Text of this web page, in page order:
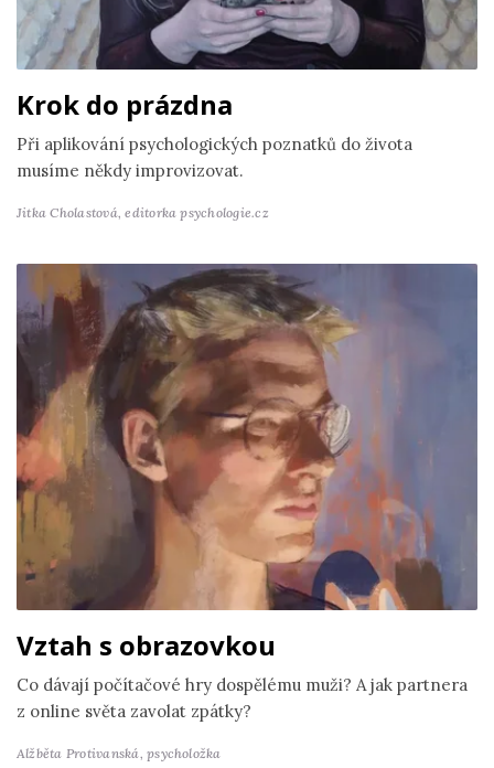
Krok do prázdna
Při aplikování psychologických poznatků do života
musíme někdy improvizovat.
Jitka Cholastová,editorka psychologie.cz
Vztah s obrazovkou
Co dávají počítačové hry dospělému muži? A jak partnera
z online světa zavolat zpátky?
Alžběta Protivanská,psycholožka